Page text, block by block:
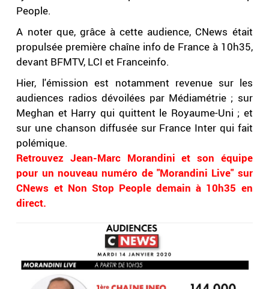
People.
A noter que, grâce à cette audience, CNews était
propulsée première chaîne info de France à 10h35,
devant BFMTV, LCI et Franceinfo.
Hier, l'émission est notamment revenue sur les
audiences radios dévoilées par Médiamétrie ; sur
Meghan et Harry qui quittent le Royaume-Uni ; et
sur une chanson diffusée sur France Inter qui fait
polémique.
Retrouvez Jean-Marc Morandini et son équipe
pour un nouveau numéro de "Morandini Live" sur
CNews et Non Stop People demain à 10h35 en
direct.